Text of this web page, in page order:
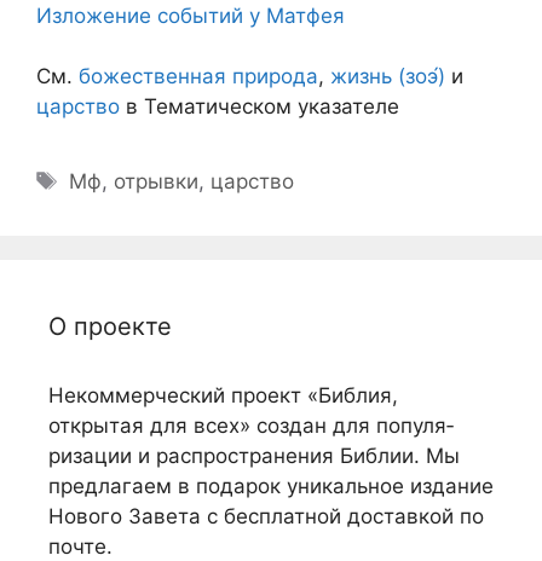
Изложение событий у Матфея
См. божественная природа, жизнь (зоэ́) и
царство в Тематическом указателе
Метки
Мф, отрывки, царство
О проекте
Некоммерческий проект «Библия,
открытая для всех» создан для популя­
ризации и распро­странения Библии. Мы
предлагаем в подарок уникальное издание
Нового Завета с бес­платной доставкой по
почте.